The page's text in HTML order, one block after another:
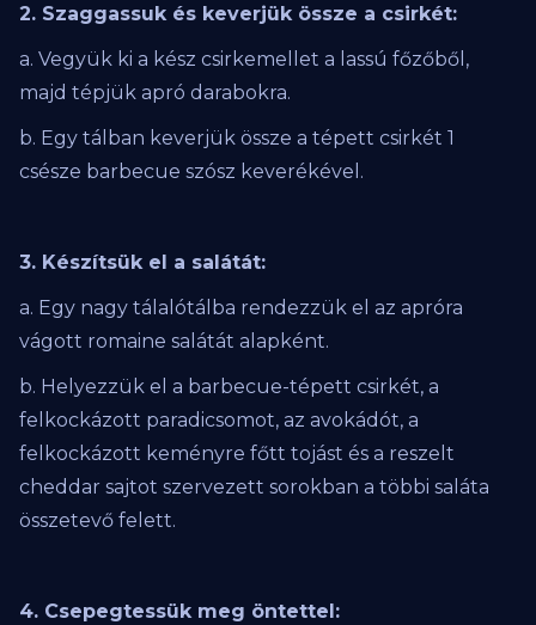
2. Szaggassuk és keverjük össze a csirkét:
a. Vegyük ki a kész csirkemellet a lassú főzőből,
majd tépjük apró darabokra.
b. Egy tálban keverjük össze a tépett csirkét 1
csésze barbecue szósz keverékével.
3. Készítsük el a salátát:
a. Egy nagy tálalótálba rendezzük el az apróra
vágott romaine salátát alapként.
b. Helyezzük el a barbecue-tépett csirkét, a
felkockázott paradicsomot, az avokádót, a
felkockázott keményre főtt tojást és a reszelt
cheddar sajtot szervezett sorokban a többi saláta
összetevő felett.
4. Csepegtessük meg öntettel: